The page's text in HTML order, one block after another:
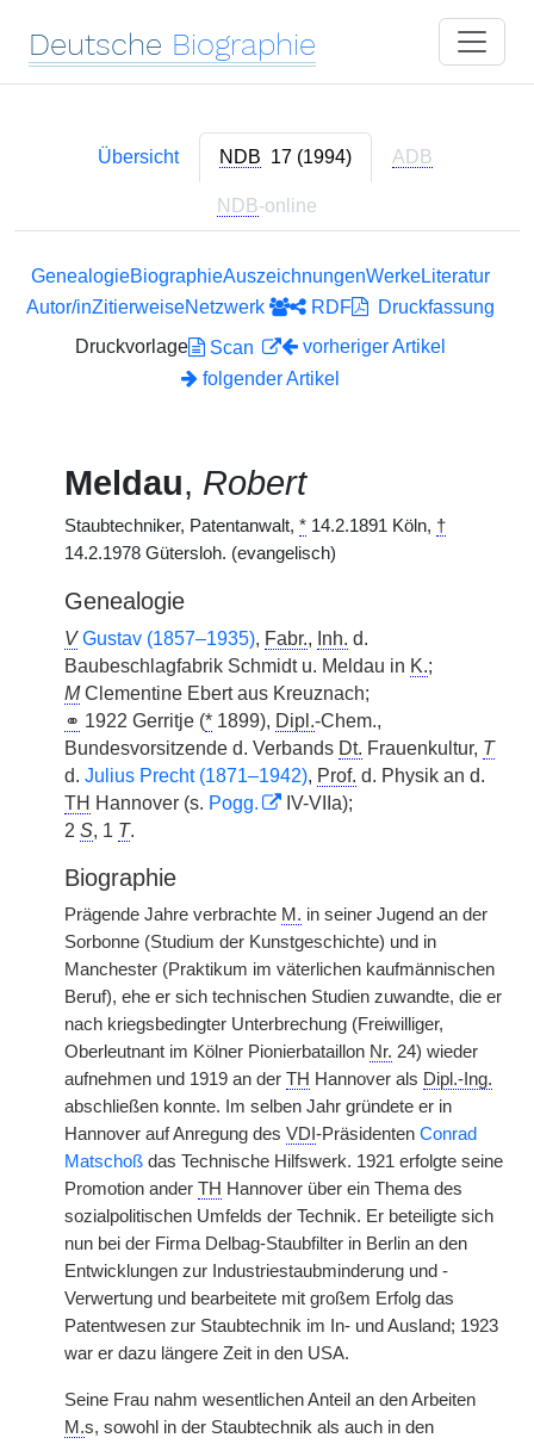
Deutsche Biographie
Übersicht NDB 17 (1994) ADB
NDB-online
GenealogieBiographieAuszeichnungenWerkeLiteratur
Autor/inZitierweiseNetzwerk RDF
Druckfassung
Druckvorlage
Scan
vorheriger Artikel
folgender Artikel
Meldau, Robert
Staubtechniker, Patentanwalt, * 14.2.1891 Köln, †
14.2.1978 Gütersloh. (evangelisch)
Genealogie
V Gustav (1857–1935), Fabr., Inh. d.
Baubeschlagfabrik Schmidt u. Meldau in K.;
MClementine Ebert aus Kreuznach;
⚭ 1922 Gerritje (* 1899), Dipl.-Chem.,
Bundesvorsitzende d. Verbands Dt. Frauenkultur, T
d. Julius Precht (1871–1942), Prof. d. Physik an d.
TH Hannover (s. Pogg.
IV-VIIa);
2 S, 1 T.
Biographie
Prägende Jahre verbrachte M. in seiner Jugend an der
Sorbonne (Studium der Kunstgeschichte) und in
Manchester (Praktikum im väterlichen kaufmännischen
Beruf), ehe er sich technischen Studien zuwandte, die er
nach kriegsbedingter Unterbrechung (Freiwilliger,
Oberleutnant im Kölner Pionierbataillon Nr. 24) wieder
aufnehmen und 1919 an der TH Hannover als Dipl.-Ing.
abschließen konnte. Im selben Jahr gründete er in
Hannover auf Anregung des VDI -Präsidenten Conrad
Matschoß das Technische Hilfswerk. 1921 erfolgte seine
Promotion ander TH Hannover über ein Thema des
sozialpolitischen Umfelds der Technik. Er beteiligte sich
nun bei der Firma Delbag-Staubfilter in Berlin an den
Entwicklungen zur Industriestaubminderung und -
Verwertung und bearbeitete mit großem Erfolg das
Patentwesen zur Staubtechnik im In- und Ausland; 1923
war er dazu längere Zeit in den USA.
Seine Frau nahm wesentlichen Anteil an den Arbeiten
M.s, sowohl in der Staubtechnik als auch in den